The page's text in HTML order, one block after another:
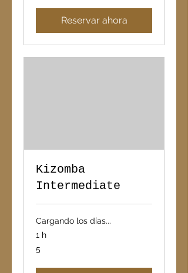
Reservar ahora
Kizomba
Intermediate
Cargando los días...
1 h
5